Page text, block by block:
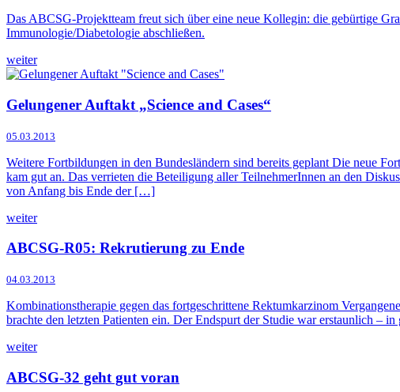
Das ABCSG-Projektteam freut sich über eine neue Kollegin: die gebürtige
Immunologie/Diabetologie abschließen.
weiter
Gelungener Auftakt „Science and Cases“
05.03.2013
Weitere Fortbildungen in den Bundesländern sind bereits geplant Die neue
kam gut an. Das verrieten die Beteiligung aller TeilnehmerInnen an den
von Anfang bis Ende der […]
weiter
ABCSG-R05: Rekrutierung zu Ende
04.03.2013
Kombinationstherapie gegen das fortgeschrittene Rektumkarzinom
brachte den letzten Patienten ein. Der Endspurt der Studie war erstaunlich –
weiter
ABCSG-32 geht gut voran